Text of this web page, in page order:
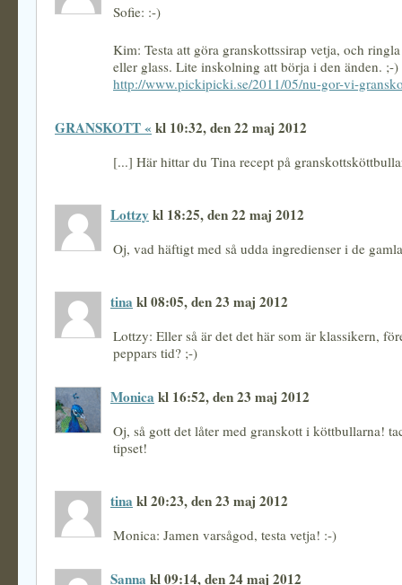
Sofie: :-)
Kim: Testa att göra granskottssirap vetja, och
eller glass. Lite inskolning att börja i den änden. ;-)
http://www.pickipicki.se/2011/05/nu-gor-vi-
GRANSKOTT « kl 10:32, den 22 maj 2012
[...] Här hittar du Tina recept på
Lottzy kl 18:25, den 22 maj 2012
Oj, vad häftigt med så udda ingredienser i de
tina kl 08:05, den 23 maj 2012
Lottzy: Eller så är det det här som är klassikern,
peppars tid? ;-)
Monica kl 16:52, den 23 maj 2012
Oj, så gott det låter med granskott i köttbullarna!
tipset!
tina kl 20:23, den 23 maj 2012
Monica: Jamen varsågod, testa vetja! :-)
Sanna kl 09:14, den 24 maj 2012